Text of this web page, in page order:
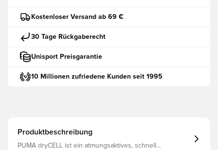
Kostenloser Versand ab 69 €
30 Tage Rückgaberecht
Unisport Preisgarantie
10 Millionen zufriedene Kunden seit 1995
Produktbeschreibung
PUMA dryCELL ist ein atmungsaktives, schnell